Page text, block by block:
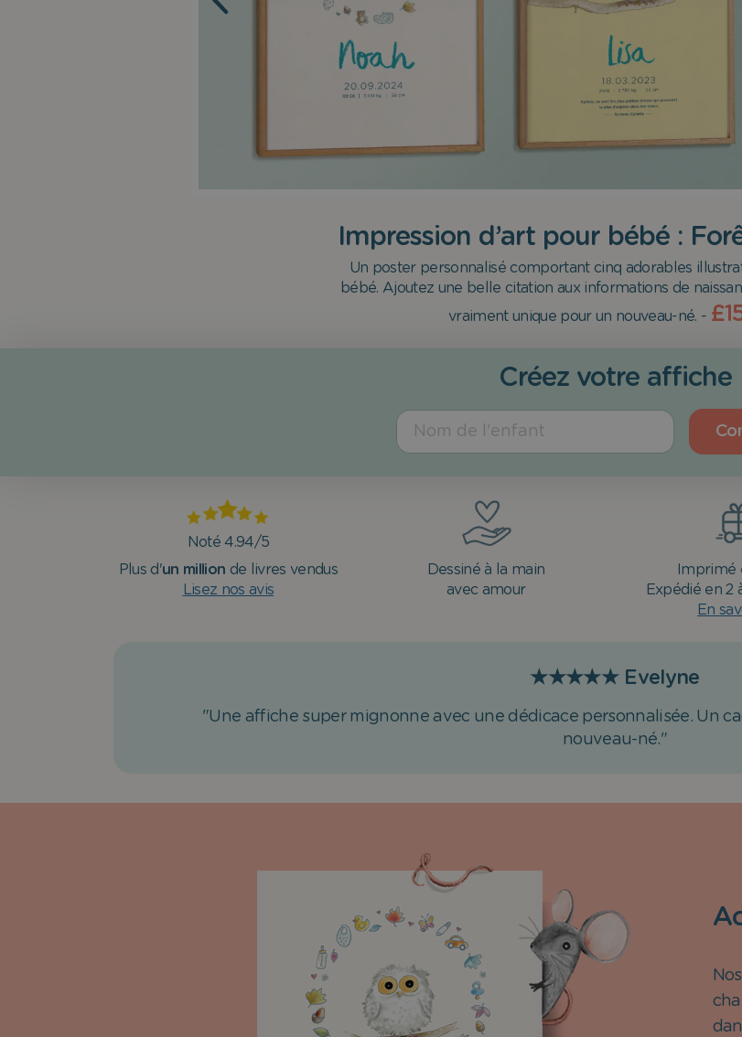
Impression d’art pour bébé :
Un poster personnalisé comportant cinq adorables
bébé. Ajoutez une belle citation aux informations de
vraiment unique pour un nouveau-né. -
Créez votre affiche
Noté 4.94/5
Plus d'un million de livres vendus
Lisez nos avis
Dessiné à la main
avec amour
Imprimé
Expédié en 2
En
★★★★★ Evelyne
"Une affiche super mignonne avec une dédicace personnalisée. Un
nouveau-né."